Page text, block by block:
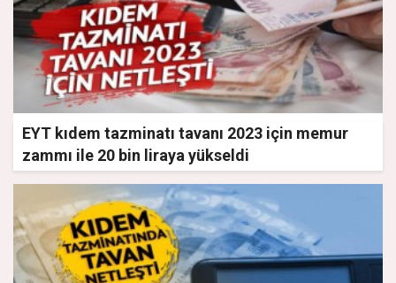
EYT kıdem tazminatı tavanı 2023 için memur
zammı ile 20 bin liraya yükseldi